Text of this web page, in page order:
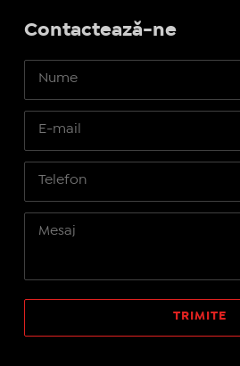
Contactează-ne